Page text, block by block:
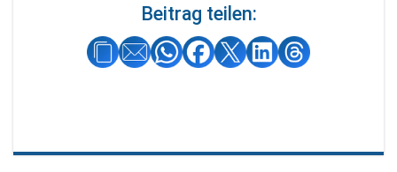
Beitrag teilen: